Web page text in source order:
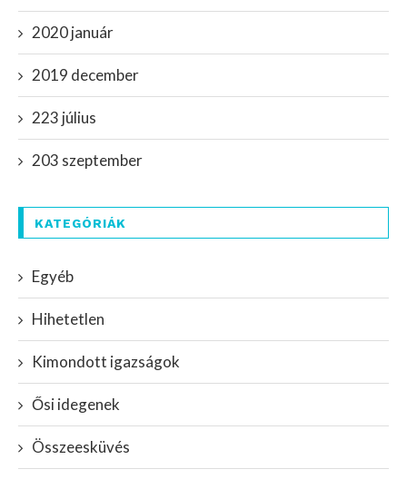
2020 január
2019 december
223 július
203 szeptember
KATEGÓRIÁK
Egyéb
Hihetetlen
Kimondott igazságok
Ősi idegenek
Összeesküvés